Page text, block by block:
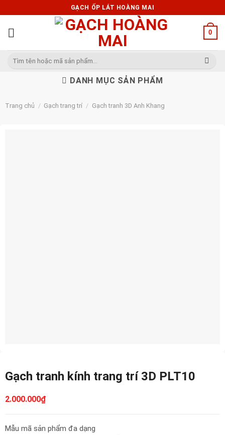
to
content
GẠCH ỐP LÁT HOÀNG MAI
0
Tìm
DANH MỤC SẢN PHẨM
Trang chủ / Gạch trang trí / Gạch tranh 3D Anh Khang
Gạch tranh kính trang trí 3D PLT10
2.000.000₫
Mẫu mã sản phẩm đa dạng